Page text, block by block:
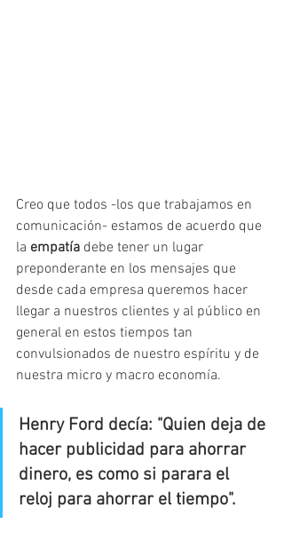
Creo que todos -los que trabajamos en
comunicación- estamos de acuerdo que
la empatía debe tener un lugar
preponderante en los mensajes que
desde cada empresa queremos hacer
llegar a nuestros clientes y al público en
general en estos tiempos tan
convulsionados de nuestro espíritu y de
nuestra micro y macro economía.
Henry Ford decía: "Quien deja de
hacer publicidad para ahorrar
dinero, es como si parara el
reloj para ahorrar el tiempo".